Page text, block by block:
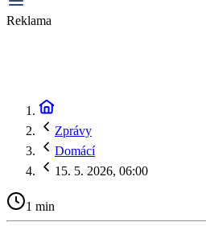
Reklama
Zprávy
Domácí
15. 5. 2026, 06:00
1 min